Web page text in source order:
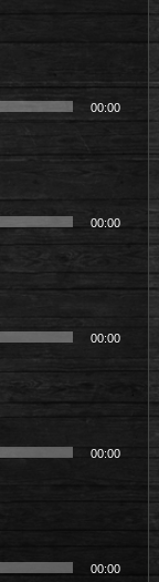
00:00
00:00
00:00
00:00
00:00